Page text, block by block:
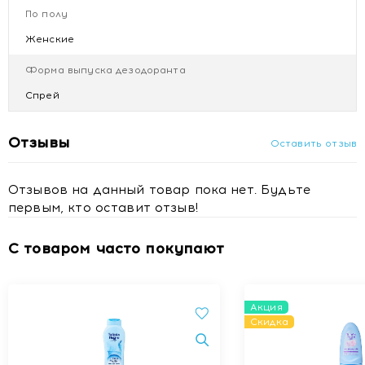
Ноты сердца : Мускус, Роза, Иланг-Иланг
Propane, Parfum (Fragrance), Butane, PEG/PPG-18/18
Dimethicone, Polyglyceryl-4-Isostearate, Cetyl PEG/PPG-
10/1 Dimethicone, Hexyl Laurate, Propylene Glycol,
Caprylate, Hexyl Cinnamal, Linalool, Coumarin, Alpha-
По полу
Женские
Форма выпуска дезодоранта
Спрей
Отзывы Оставить отзыв
Отзывов на данный товар пока нет. Будьте
первым, кто оставит отзыв!
С товаром часто покупают
Акция
Скидка